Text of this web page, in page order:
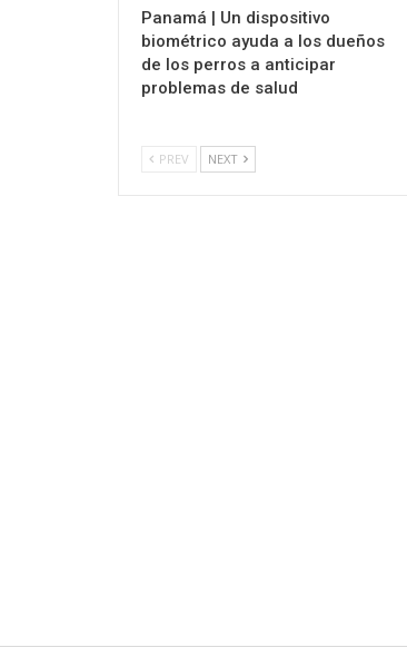
Panamá | Un dispositivo
biométrico ayuda a los dueños
de los perros a anticipar
problemas de salud
PREV NEXT